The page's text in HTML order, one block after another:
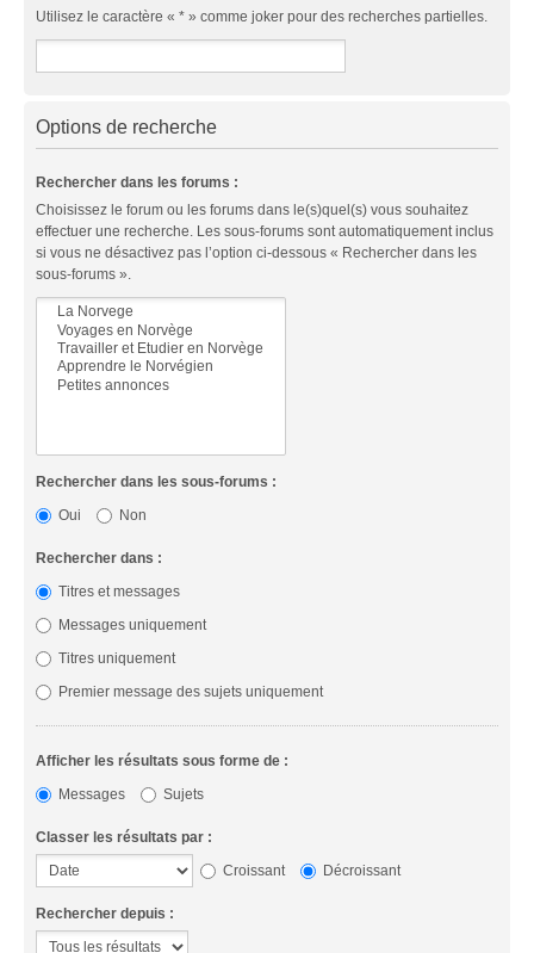
Utilisez le caractère « * » comme joker pour des recherches partielles.
Options de recherche
Rechercher dans les forums :
Choisissez le forum ou les forums dans le(s)quel(s) vous souhaitez
effectuer une recherche. Les sous-forums sont automatiquement inclus
si vous ne désactivez pas l’option ci-dessous « Rechercher dans les
sous-forums ».
Rechercher dans les sous-forums :
Oui
Non
Rechercher dans :
Titres et messages
Messages uniquement
Titres uniquement
Premier message des sujets uniquement
Afficher les résultats sous forme de :
Messages
Sujets
Classer les résultats par :
Croissant
Décroissant
Rechercher depuis :